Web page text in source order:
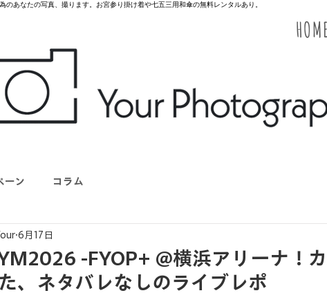
あなたの写真、撮ります。お宮参り掛け着や七五三用和傘の無料レンタルあり。
HOME
ーン コラム
-FYOP+ @横浜アリーナ！
、ネタバレなしのライブレポ
6月17日